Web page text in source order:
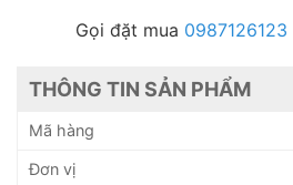
Gọi đặt mua 0987126123
THÔNG TIN SẢN PHẨM
Mã hàng
Đơn vị